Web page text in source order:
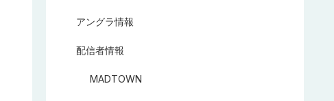
アングラ情報
配信者情報
MADTOWN